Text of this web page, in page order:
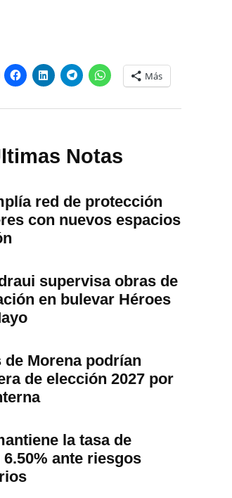
Más
Notas
red de protección
con nuevos espacios
supervisa obras de
en bulevar Héroes
de Morena podrían
de elección 2027 por
la tasa de
ante riesgos